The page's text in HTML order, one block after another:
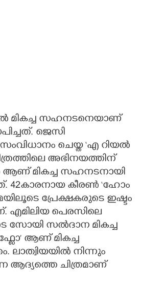
മികച്ച സഹനടനെയാണ്
ജെസി
ചെയ്ത ‘എ റിയൽ
അഭിനയത്തിന്
ആണ് മികച്ച സഹനടനായി
42കാരനായ കീരൺ ‘ഹോം
പ്രേക്ഷകരുടെ ഇഷ്ടം
എമിലിയ പെരസിലെ
സോയി സൽദാന മികച്ച
ആണ് മികച്ച
ലാത്വിയയിൽ നിന്നും
ആദ്യത്തെ ചിത്രമാണ്